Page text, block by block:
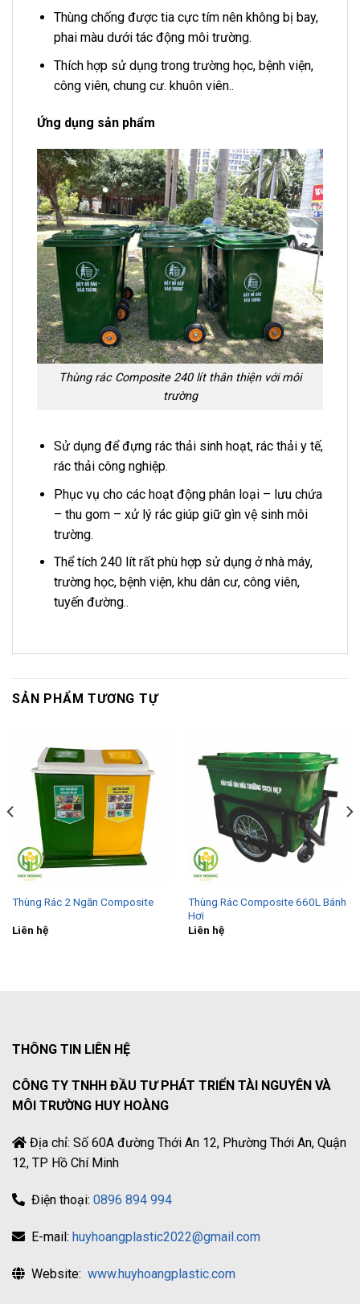
Thùng chống được tia cực tím nên không bị bay,
phai màu dưới tác động môi trường.
Thích hợp sử dụng trong trường học, bệnh viện,
công viên, chung cư. khuôn viên..
Ứng dụng sản phẩm
Thùng rác Composite 240 lít thân thiện với môi
trường
Sử dụng để đựng rác thải sinh hoạt, rác thải y tế,
rác thải công nghiệp.
Phục vụ cho các hoạt động phân loại – lưu chứa
– thu gom – xử lý rác giúp giữ gìn vệ sinh môi
trường.
Thể tích 240 lít rất phù hợp sử dụng ở nhà máy,
trường học, bệnh viện, khu dân cư, công viên,
tuyến đường..
SẢN PHẨM TƯƠNG TỰ
Thùng Rác 2 Ngăn Composite
Liên hệ
Thùng Rác Composite 660L Bánh
Hơi
Liên hệ
THÔNG TIN LIÊN HỆ
CÔNG TY TNHH ĐẦU TƯ PHÁT TRIỂN TÀI NGUYÊN VÀ
MÔI TRƯỜNG HUY HOÀNG
Địa chỉ: Số 60A đường Thới An 12, Phường Thới An, Quận
12, TP Hồ Chí Minh
Điện thoại: 0896 894 994
E-mail: huyhoangplastic2022@gmail.com
Website: www.huyhoangplastic.com